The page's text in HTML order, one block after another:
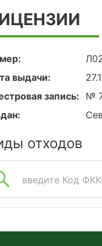
выдачи:
запись:
№
отходов
введите Код